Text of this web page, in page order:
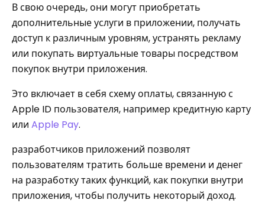
В свою очередь, они могут приобретать
дополнительные услуги в приложении, получать
доступ к различным уровням, устранять рекламу
или покупать виртуальные товары посредством
покупок внутри приложения.
Это включает в себя схему оплаты, связанную с
Apple ID пользователя, например кредитную карту
или Apple Pay.
разработчиков приложений позволят
пользователям тратить больше времени и денег
на разработку таких функций, как покупки внутри
приложения, чтобы получить некоторый доход.